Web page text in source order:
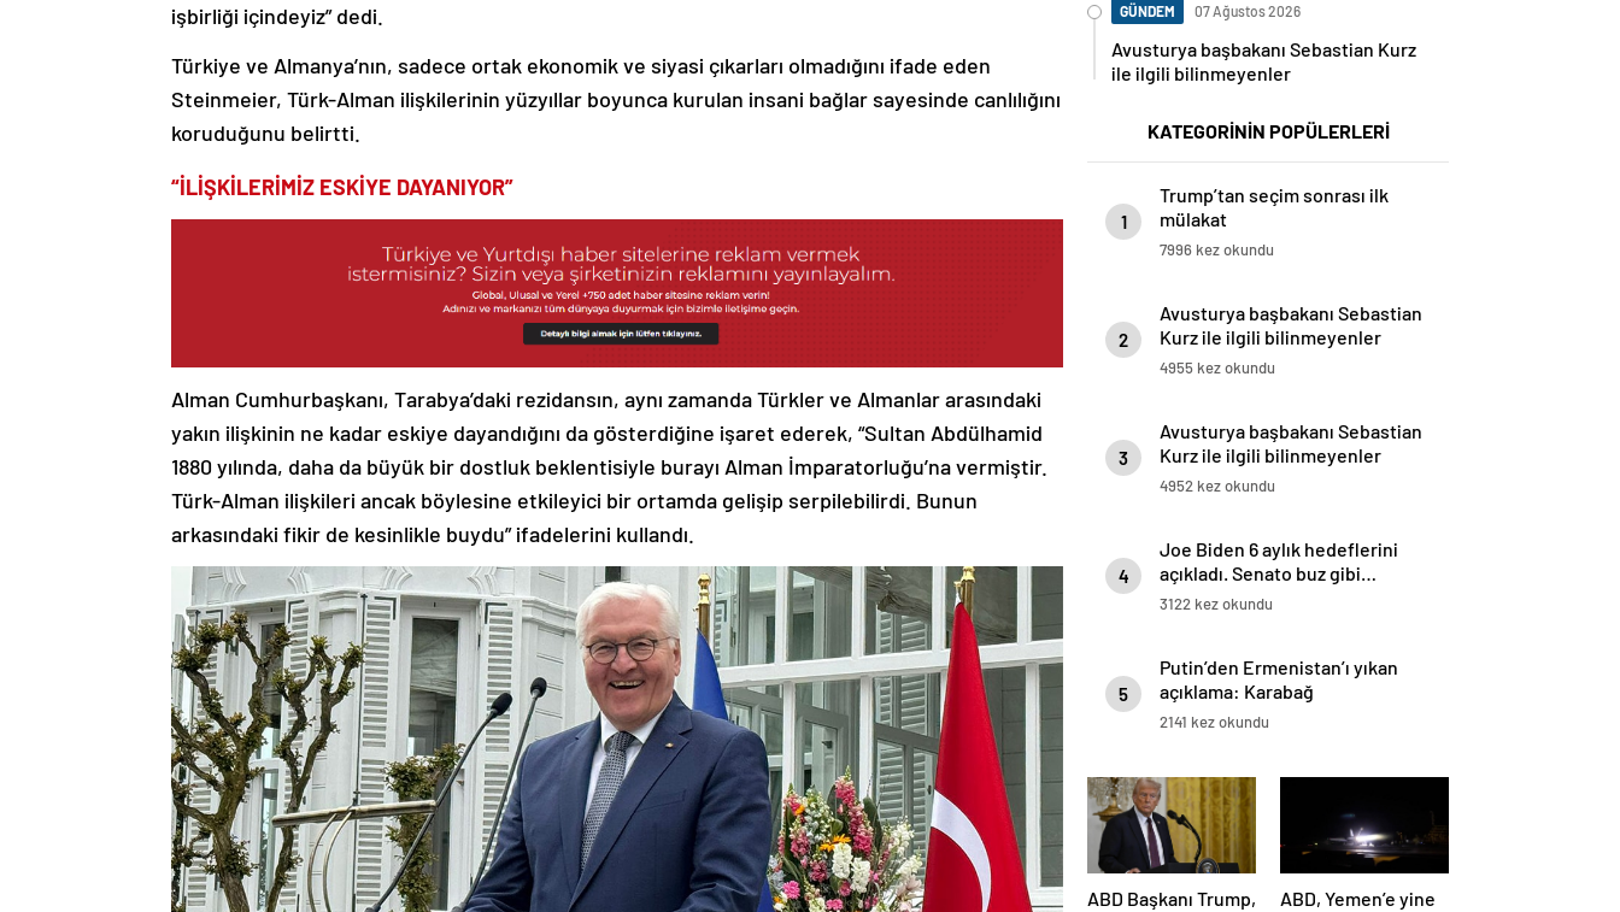
işbirliği içindeyiz” dedi.
Türkiye ve Almanya’nın, sadece ortak ekonomik ve siyasi çıkarları olmadığını ifade eden
Steinmeier, Türk-Alman ilişkilerinin yüzyıllar boyunca kurulan insani bağlar sayesinde canlılığını
koruduğunu belirtti.
“İLİŞKİLERİMİZ ESKİYE DAYANIYOR”
Alman Cumhurbaşkanı, Tarabya’daki rezidansın, aynı zamanda Türkler ve Almanlar arasındaki
yakın ilişkinin ne kadar eskiye dayandığını da gösterdiğine işaret ederek, “Sultan Abdülhamid
1880 yılında, daha da büyük bir dostluk beklentisiyle burayı Alman İmparatorluğu’na vermiştir.
Türk-Alman ilişkileri ancak böylesine etkileyici bir ortamda gelişip serpilebilirdi. Bunun
arkasındaki fikir de kesinlikle buydu” ifadelerini kullandı.
GÜNDEM 07 Ağustos 2026
Avusturya başbakanı Sebastian Kurz
ile ilgili bilinmeyenler
KATEGORİNİN POPÜLERLERİ
1
Trump’tan seçim sonrası ilk
mülakat
7996 kez okundu
2
Avusturya başbakanı Sebastian
Kurz ile ilgili bilinmeyenler
4955 kez okundu
3
Avusturya başbakanı Sebastian
Kurz ile ilgili bilinmeyenler
4952 kez okundu
4
Joe Biden 6 aylık hedeflerini
açıkladı. Senato buz gibi…
3122 kez okundu
5
Putin’den Ermenistan’ı yıkan
açıklama: Karabağ
Azerbaycan’ın ayrılmaz bir
2141 kez okundu
ABD Başkanı Trump,
ABD, Yemen’e yine